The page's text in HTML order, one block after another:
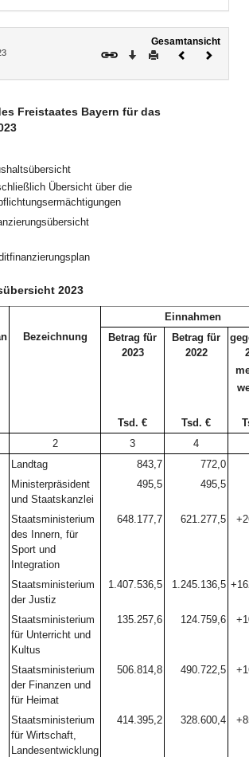
Gesamtansicht
Download
DruckenVorheriges
Freistaates Bayern für das
Übersicht über die
2023
Einnahmen
Bezeichnung
Betrag für
2023
Betrag für
2022
Tsd. € Tsd. €
2 3
4
Landtag 843,7
772,0
Ministerpräsident
und Staatskanzlei
495,5 495,5
Staatsministerium
des Innern, für
Sport und
Integration
648.177,7 621.277,5
Staatsministerium
der Justiz
1.407.536,5 1.245.136,5
Staatsministerium
für Unterricht und
Kultus
135.257,6 124.759,6
Staatsministerium
der Finanzen und
für Heimat
506.814,8 490.722,5
Staatsministerium
für Wirtschaft,
Landesentwicklung
414.395,2 328.600,4